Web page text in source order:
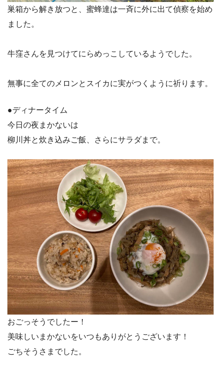
巣箱から解き放つと、蜜蜂達は一斉に外に出て偵察を始め
ました。
牛窪さんを見つけてにらめっこしているようでした。
無事に全てのメロンとスイカに実がつくように祈ります。
●ディナータイム
今日の夜まかないは
柳川丼と炊き込みご飯、さらにサラダまで。
おごっそうでしたー！
美味しいまかないをいつもありがとうございます！
ごちそうさまでした。